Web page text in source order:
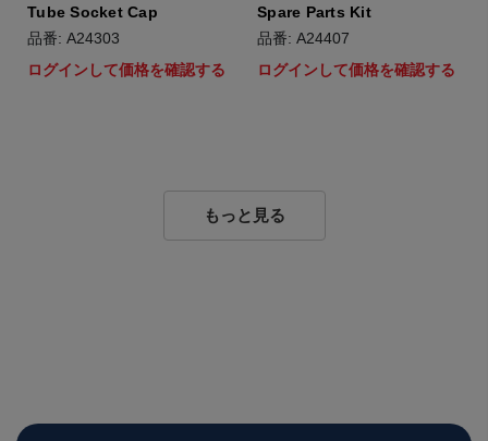
Tube Socket Cap
品番: A24303
ログインして価格を確認する
Spare Parts Kit
品番: A24407
ログインして価格を確認する
もっと見る